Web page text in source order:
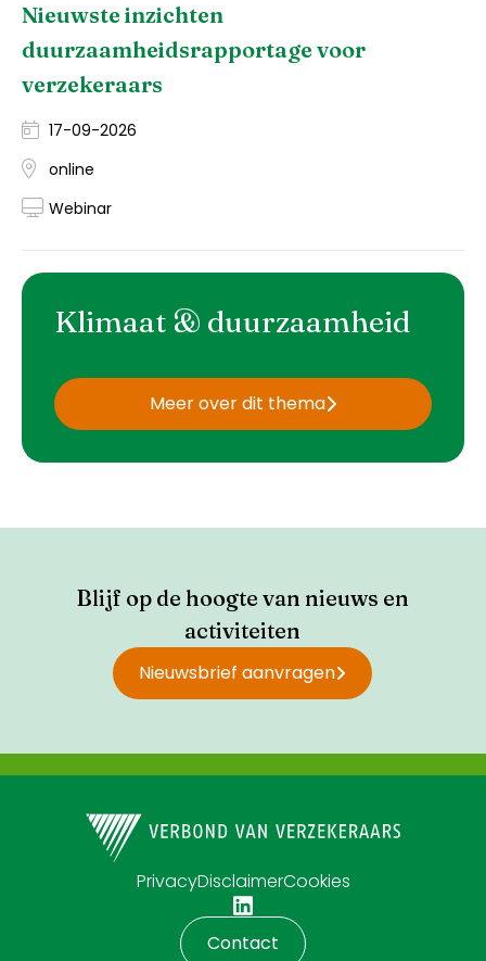
Nieuwste inzichten
duurzaamheidsrapportage voor
verzekeraars
17-09-2026
online
Webinar
Klimaat & duurzaamheid
Meer over dit thema
Blijf op de hoogte van nieuws en
activiteiten
Nieuwsbrief aanvragen
PrivacyDisclaimerCookies
Contact